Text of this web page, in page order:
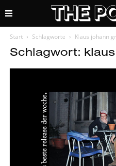
Start Schlagworte Klaus johann
Schlagwort: